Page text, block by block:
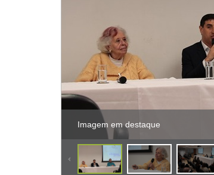
Imagem em destaque